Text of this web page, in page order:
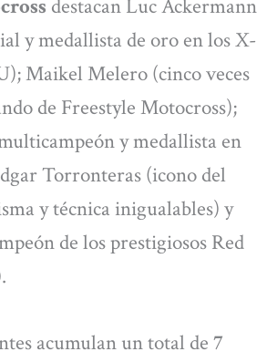
destacan Luc Ackermann
y medallista de oro en los X-
Maikel Melero (cinco veces
de Freestyle Motocross);
y medallista en
Torronteras (icono del
y técnica inigualables) y
de los prestigiosos Red
acumulan un total de7